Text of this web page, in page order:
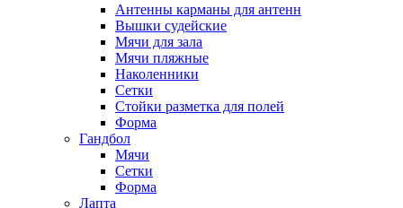
Антенны карманы для антенн
Вышки судейские
Мячи для зала
Мячи пляжные
Наколенники
Сетки
Стойки разметка для полей
Форма
Гандбол
Мячи
Сетки
Форма
Лапта